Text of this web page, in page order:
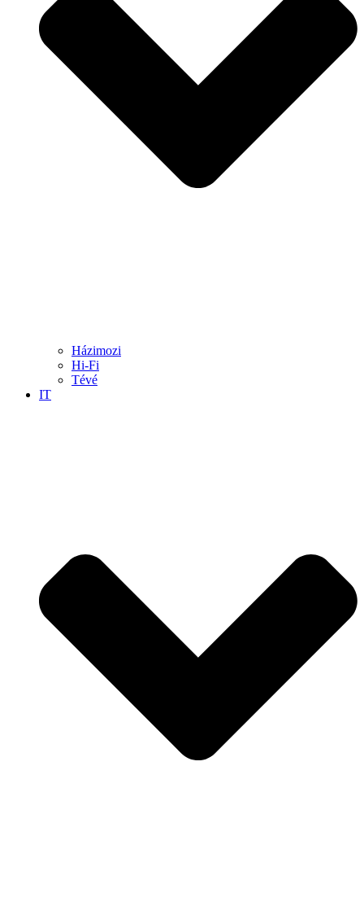
Házimozi
Hi-Fi
Tévé
IT